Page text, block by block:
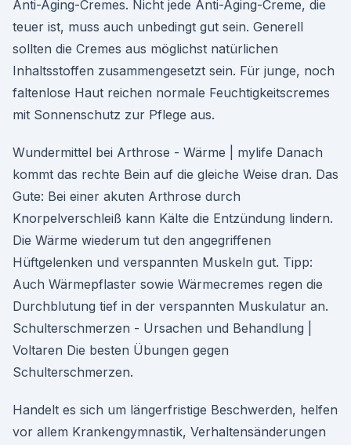
Anti-Aging-Cremes. Nicht jede Anti-Aging-Creme, die
teuer ist, muss auch unbedingt gut sein. Generell
sollten die Cremes aus möglichst natürlichen
Inhaltsstoffen zusammengesetzt sein. Für junge, noch
faltenlose Haut reichen normale Feuchtigkeitscremes
mit Sonnenschutz zur Pflege aus.
Wundermittel bei Arthrose - Wärme | mylife Danach
kommt das rechte Bein auf die gleiche Weise dran. Das
Gute: Bei einer akuten Arthrose durch
Knorpelverschleiß kann Kälte die Entzündung lindern.
Die Wärme wiederum tut den angegriffenen
Hüftgelenken und verspannten Muskeln gut. Tipp:
Auch Wärmepflaster sowie Wärmecremes regen die
Durchblutung tief in der verspannten Muskulatur an.
Schulterschmerzen - Ursachen und Behandlung |
Voltaren Die besten Übungen gegen
Schulterschmerzen.
Handelt es sich um längerfristige Beschwerden, helfen
vor allem Krankengymnastik, Verhaltensänderungen